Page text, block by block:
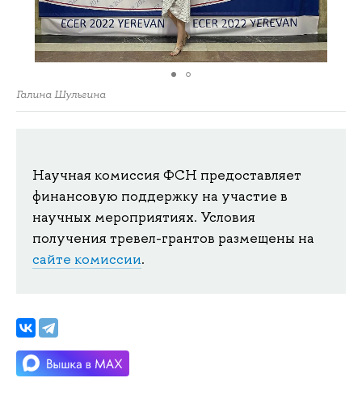
Галина Шульгина
Научная комиссия ФСН предоставляет
финансовую поддержку на участие в
научных мероприятиях. Условия
получения тревел-грантов размещены на
сайте комиссии.